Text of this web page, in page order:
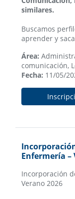
similares.
Buscamos
aprender y
Área:
comunicación,
Fecha: 11/05/
Enfermería –
Incorporación
Verano 2026